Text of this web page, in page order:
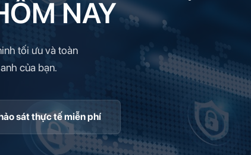
NAY
tối ưu và toàn
của bạn.
sát thực tế miễn phí